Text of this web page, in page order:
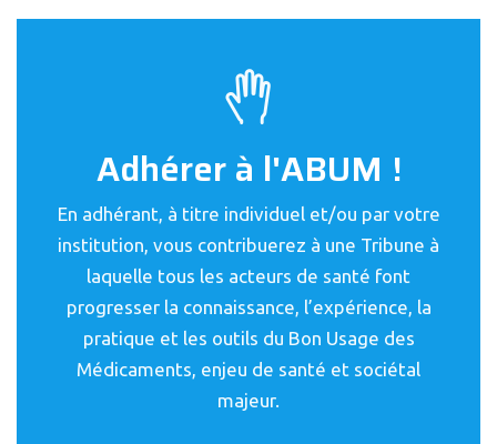
Adhérer à l'ABUM !
En adhérant, à titre individuel et/ou par votre
institution, vous contribuerez à une Tribune à
laquelle tous les acteurs de santé font
progresser la connaissance, l’expérience, la
pratique et les outils du Bon Usage des
Médicaments, enjeu de santé et sociétal
majeur.